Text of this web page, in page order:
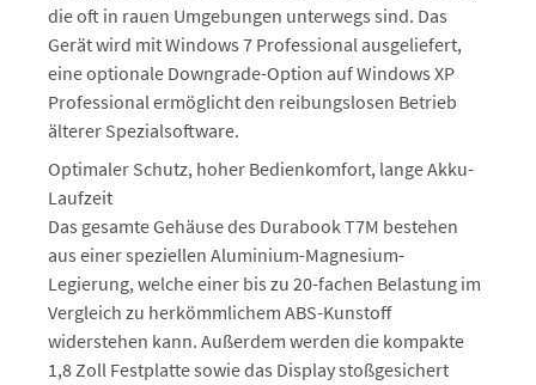
die oft in rauen Umgebungen unterwegs sind. Das
Gerät wird mit Windows 7 Professional ausgeliefert,
eine optionale Downgrade-Option auf Windows XP
Professional ermöglicht den reibungslosen Betrieb
älterer Spezialsoftware.
Optimaler Schutz, hoher Bedienkomfort, lange Akku-
Laufzeit
Das gesamte Gehäuse des Durabook T7M bestehen
aus einer speziellen Aluminium-Magnesium-
Legierung, welche einer bis zu 20-fachen Belastung im
Vergleich zu herkömmlichem ABS-Kunstoff
widerstehen kann. Außerdem werden die kompakte
1,8 Zoll Festplatte sowie das Display stoßgesichert